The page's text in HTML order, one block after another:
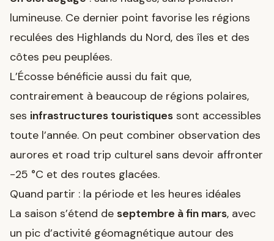
lumineuse. Ce dernier point favorise les régions
reculées des Highlands du Nord, des îles et des
côtes peu peuplées.
L’Écosse bénéficie aussi du fait que,
contrairement à beaucoup de régions polaires,
ses infrastructures touristiques sont accessibles
toute l’année. On peut combiner observation des
aurores et road trip culturel sans devoir affronter
-25 °C et des routes glacées.
Quand partir : la période et les heures idéales
La saison s’étend de septembre à fin mars, avec
un pic d’activité géomagnétique autour des